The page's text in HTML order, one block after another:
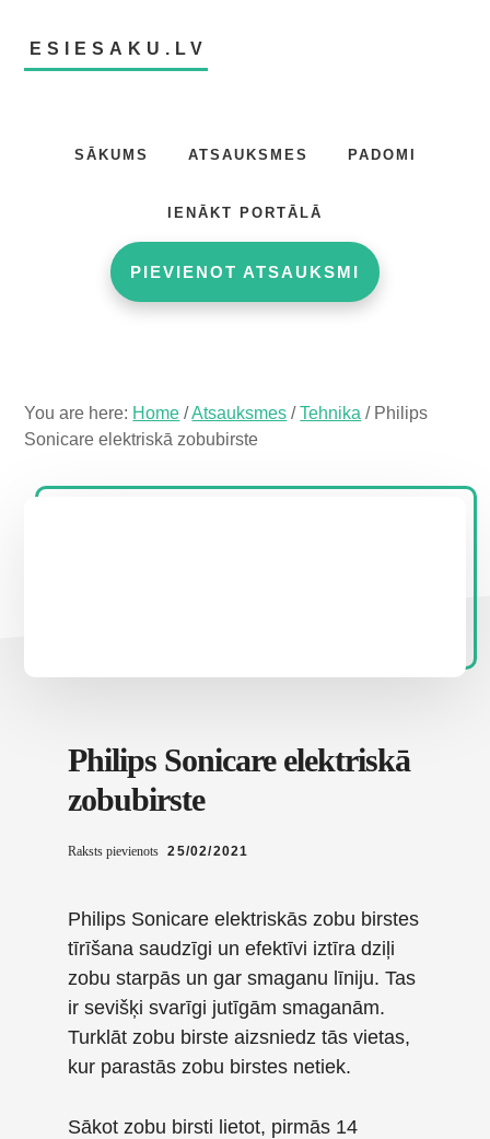
main
primary
footerESIESAKU.LV
SĀKUMS ATSAUKSMES PADOMI
IENĀKT PORTĀLĀ
PIEVIENOT ATSAUKSMI
You are here: Home /Atsauksmes / Tehnika /Philips
Sonicare elektriskā zobubirste
Philips Sonicare elektriskā
zobubirste
Raksts pievienots 25/02/2021
Philips Sonicare elektriskās zobu birstes
tīrīšana saudzīgi un efektīvi iztīra dziļi
zobu starpās un gar smaganu līniju. Tas
ir sevišķi svarīgi jutīgām smaganām.
Turklāt zobu birste aizsniedz tās vietas,
kur parastās zobu birstes netiek.
Sākot zobu birsti lietot, pirmās 14